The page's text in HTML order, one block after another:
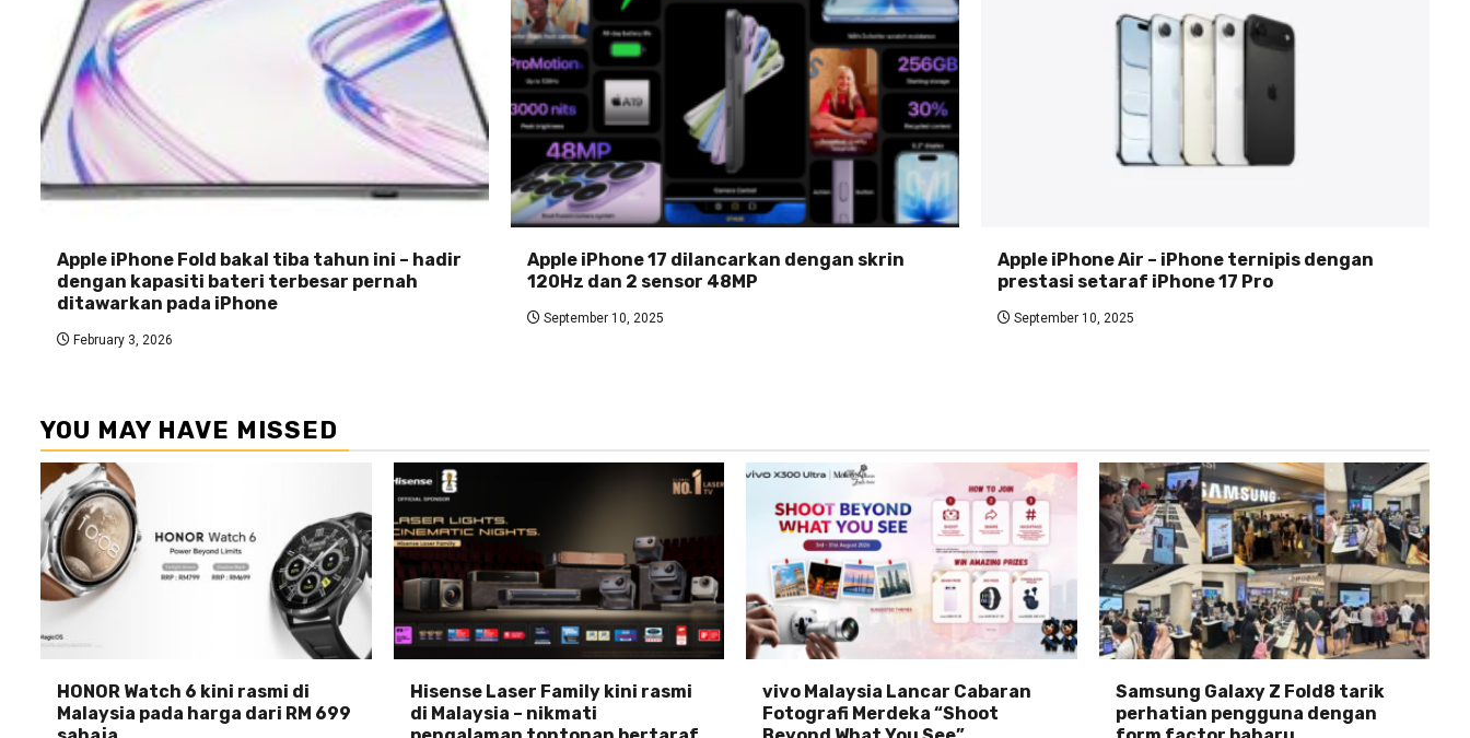
Apple iPhone Fold bakal tiba tahun ini – hadir
dengan kapasiti bateri terbesar pernah
ditawarkan pada iPhone
February 3, 2026
Apple iPhone 17 dilancarkan dengan skrin
120Hz dan 2 sensor 48MP
September 10, 2025
Apple iPhone Air – iPhone ternipis dengan
prestasi setaraf iPhone 17 Pro
September 10, 2025
YOU MAY HAVE MISSED
HONOR Watch 6 kini rasmi di
Malaysia pada harga dari RM 699
Hisense Laser Family kini rasmi
di Malaysia – nikmati
vivo Malaysia Lancar Cabaran
Fotografi Merdeka “Shoot
Samsung Galaxy Z Fold8 tarik
perhatian pengguna dengan